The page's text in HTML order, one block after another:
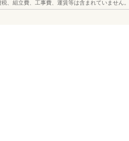
税、組立費、工事費、運賃等は含まれていません。